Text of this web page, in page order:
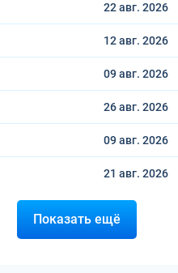
22 авг. 2026
12 авг. 2026
09 авг. 2026
26 авг. 2026
09 авг. 2026
21 авг. 2026
Показать ещё